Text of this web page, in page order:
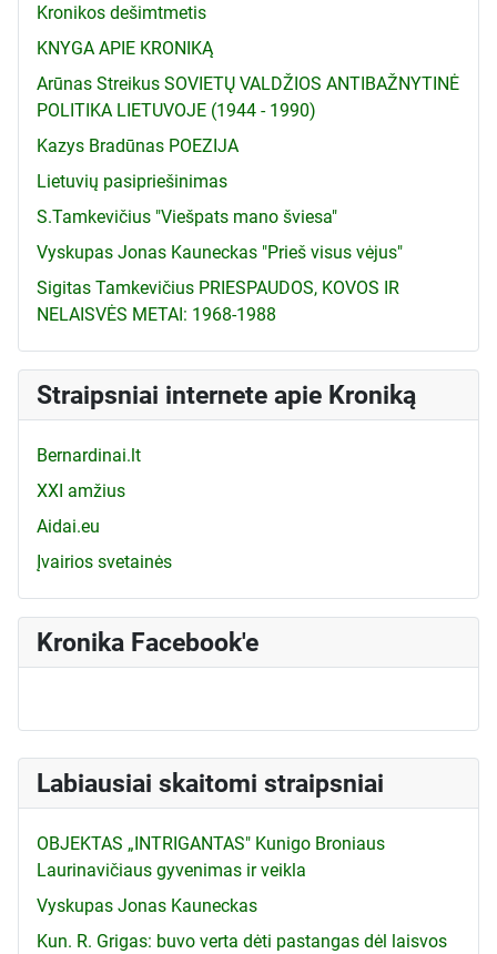
Kronikos dešimtmetis
KNYGA APIE KRONIKĄ
Arūnas Streikus SOVIETŲ VALDŽIOS ANTIBAŽNYTINĖ
POLITIKA LIETUVOJE (1944 - 1990)
Kazys Bradūnas POEZIJA
Lietuvių pasipriešinimas
S.Tamkevičius "Viešpats mano šviesa"
Vyskupas Jonas Kauneckas "Prieš visus vėjus"
Sigitas Tamkevičius PRIESPAUDOS, KOVOS IR
NELAISVĖS METAI: 1968-1988
Straipsniai internete apie Kroniką
Bernardinai.lt
XXI amžius
Aidai.eu
Įvairios svetainės
Kronika Facebook'e
Labiausiai skaitomi straipsniai
OBJEKTAS „INTRIGANTAS" Kunigo Broniaus
Laurinavičiaus gyvenimas ir veikla
Vyskupas Jonas Kauneckas
Kun. R. Grigas: buvo verta dėti pastangas dėl laisvos